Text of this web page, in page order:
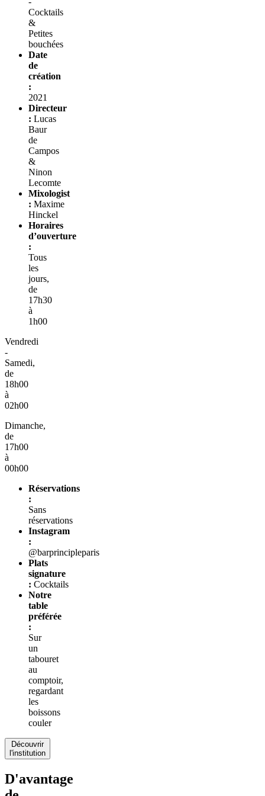
Cocktails
&
Petites
bouchées
Date
de
création
:
2021
Directeur
: Lucas
Baur
de
Campos
&
Ninon
Lecomte
Mixologist
: Maxime
Hinckel
Horaires
d’ouverture
:
Tous
les
jours,
de
17h30
à
1h00
Vendredi
-
Samedi,
de
18h00
à
02h00
Dimanche,
de
17h00
à
00h00
Réservations
:
Sans
réservations
Instagram
:
@barprincipleparis
Plats
signature
: Cocktails
Notre
table
préférée
:
Sur
un
tabouret
au
comptoir,
regardant
les
boissons
couler
Découvrir
l'institution
D'avantage